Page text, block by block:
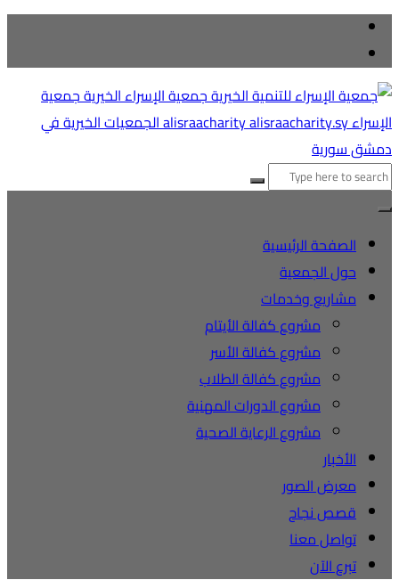
التجاوز
المحتوى
البحث
عن:
الصفحة الرئيسية
حول الجمعية
مشاريع وخدمات
مشروع كفالة الأيتام
مشروع كفالة الأسر
مشروع كفالة الطلاب
مشروع الدورات المهنية
مشروع الرعاية الصحية
الأخبار
معرض الصور
قصص نجاح
تواصل معنا
تبرع الآن